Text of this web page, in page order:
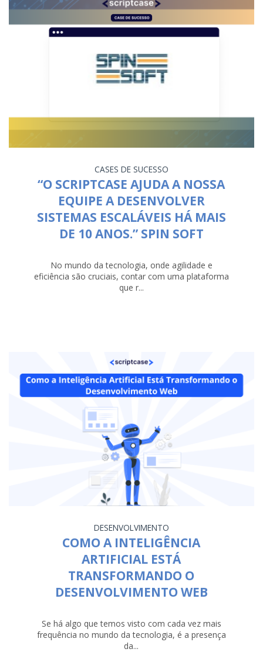
CASES DE SUCESSO
“O SCRIPTCASE AJUDA A NOSSA
EQUIPE A DESENVOLVER
SISTEMAS ESCALÁVEIS HÁ MAIS
DE 10 ANOS.” SPIN SOFT
No mundo da tecnologia, onde agilidade e
eficiência são cruciais, contar com uma plataforma
que r...
DESENVOLVIMENTO
COMO A INTELIGÊNCIA
ARTIFICIAL ESTÁ
TRANSFORMANDO O
DESENVOLVIMENTO WEB
Se há algo que temos visto com cada vez mais
frequência no mundo da tecnologia, é a presença
da...